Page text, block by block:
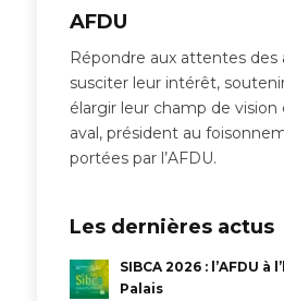
AFDU
Répondre aux attentes des
susciter leur intérêt,
élargir leur champ de
aval, président au
portées par l’AFDU.
Les dernières actus
SIBCA 2026 : l’AFDU
Palais